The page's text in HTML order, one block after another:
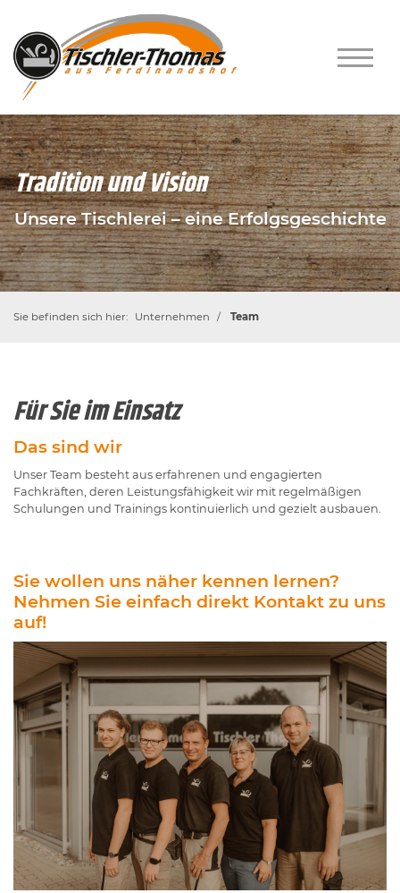
Tradition und Vision
Unsere Tischlerei – eine Erfolgsgeschichte
Sie befinden sich hier: Unternehmen Team
Für Sie im Einsatz
Das sind wir
Unser Team besteht aus erfahrenen und engagierten
Fachkräften, deren Leistungsfähigkeit wir mit regelmäßigen
Schulungen und Trainings kontinuierlich und gezielt ausbauen.
Sie wollen uns näher kennen lernen?
Nehmen Sie einfach direkt Kontakt zu uns
auf!